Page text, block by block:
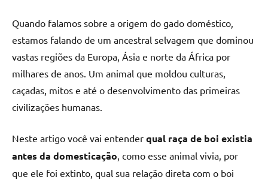
Quando falamos sobre a origem do gado doméstico,
estamos falando de um ancestral selvagem que dominou
vastas regiões da Europa, Ásia e norte da África por
milhares de anos. Um animal que moldou culturas,
caçadas, mitos e até o desenvolvimento das primeiras
civilizações humanas.
Neste artigo você vai entender qual raça de boi existia
antes da domesticação, como esse animal vivia, por
que ele foi extinto, qual sua relação direta com o boi